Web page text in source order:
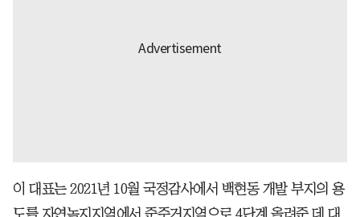
이 대표는 2021년 10월 국정감사에서 백현동 개발 부지의 용
도를 자연녹지지역에서 준주거지역으로 4단계 올려준 데 대